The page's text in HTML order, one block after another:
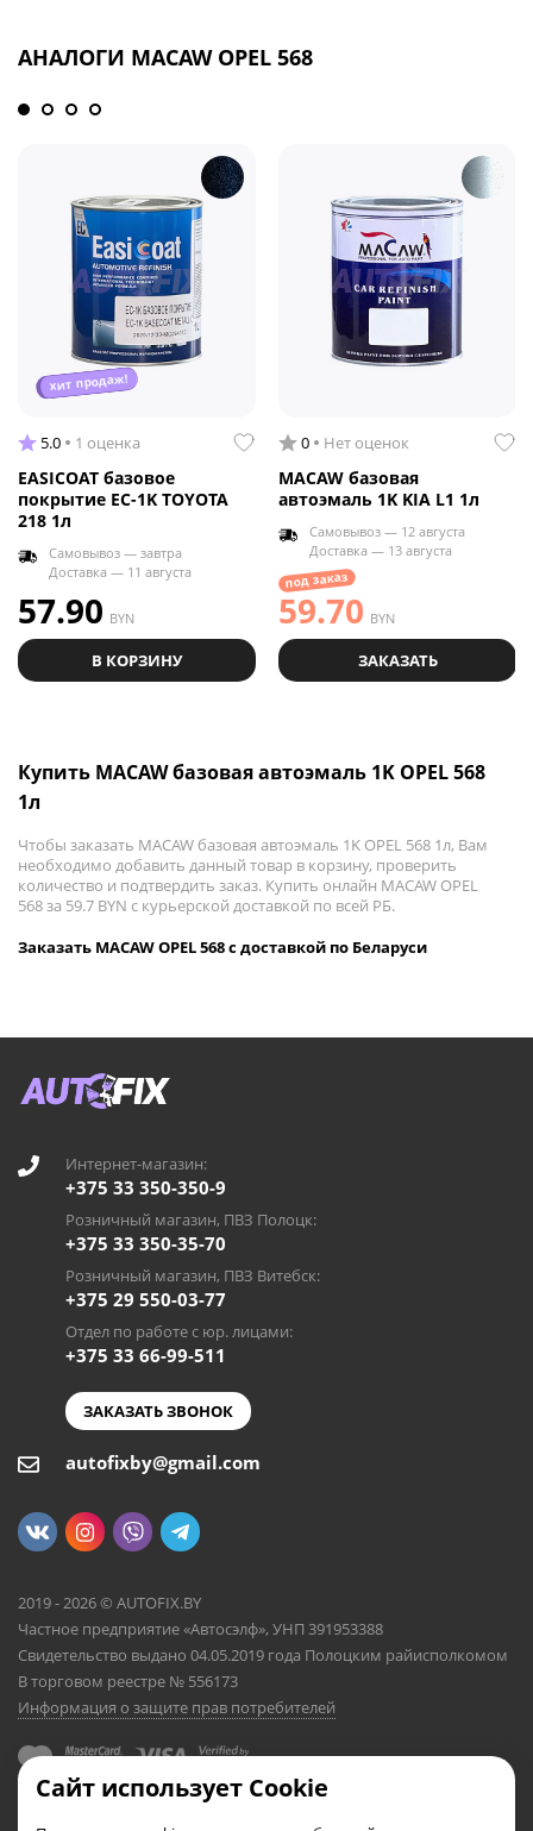
АНАЛОГИ MACAW OPEL 568
хит продаж!
5.0 1 оценка
EASICOAT базовое
покрытие EC-1K TOYOTA
218 1л
Самовывоз — завтра
Доставка — 11 августа
57.90 BYN
В КОРЗИНУ
0 Нет оценок
MACAW базовая
автоэмаль 1K KIA L1 1л
Самовывоз — 12 августа
Доставка — 13 августа
под заказ
59.70 BYN
ЗАКАЗАТЬ
Купить MACAW базовая автоэмаль 1K OPEL 568
1л
Чтобы заказать MACAW базовая автоэмаль 1K OPEL 568 1л, Вам
необходимо добавить данный товар в корзину, проверить
количество и подтвердить заказ. Купить онлайн MACAW OPEL
568 за 59.7 BYN с курьерской доставкой по всей РБ.
Заказать MACAW OPEL 568 с доставкой по Беларуси
Интернет-магазин:
+375 33 350-350-9
Розничный магазин, ПВЗ Полоцк:
+375 33 350-35-70
Розничный магазин, ПВЗ Витебск:
+375 29 550-03-77
Отдел по работе с юр. лицами:
+375 33 66-99-511
ЗАКАЗАТЬ ЗВОНОК
autofixby@gmail.com
2019 - 2026 © AUTOFIX.BY
Частное предприятие «Автосэлф», УНП 391953388
Свидетельство выдано 04.05.2019 года Полоцким райисполкомом
В торговом реестре № 556173
Информация о защите прав потребителей
Сайт использует Cookie